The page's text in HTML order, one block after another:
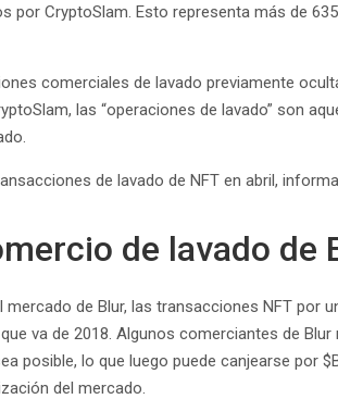
por CryptoSlam. Esto representa más de
comerciales de lavado previamente
las “operaciones de lavado” son
de lavado de
de Blur, las transacciones NFT por
va de 2018. Algunos comerciantes de Blur
posible, lo que luego puede canjearse por
del mercado.